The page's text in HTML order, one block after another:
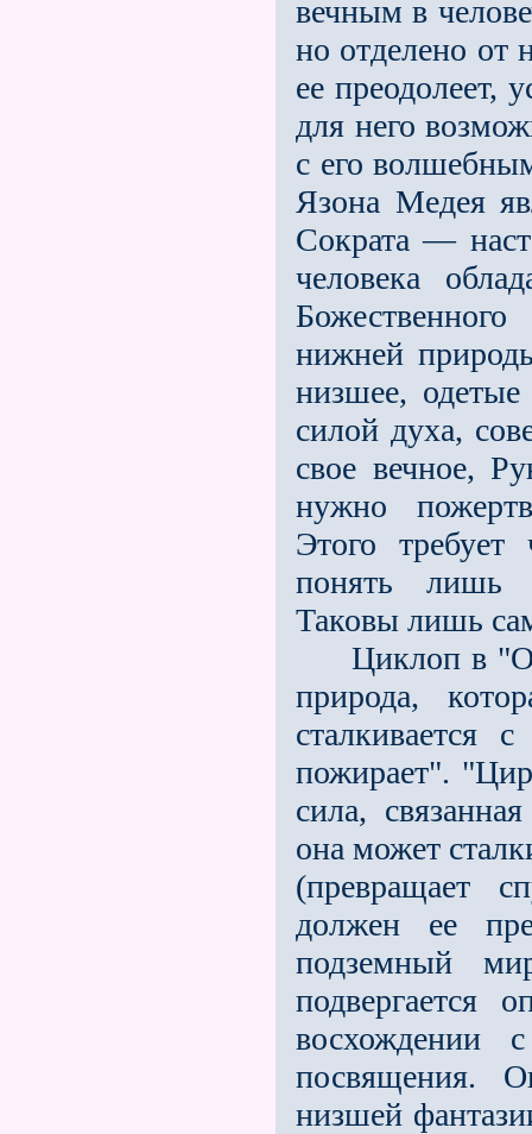
вечным в
но отделено от
ее преодолеет,
для него
с его
Язона Медея
Сократа —
человека
нижней
низшее,
силой духа,
свое вечное,
нужно
Этого
понять лишь
Таковы лишь
Циклоп в
природа,
сталкивается
пожирает".
сила,
она может
(превращает
должен ее
подземный
подвергается
восхождении
посвящения.
низшей